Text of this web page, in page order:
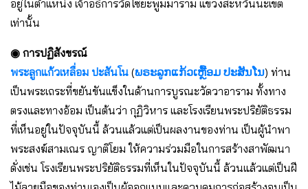
อยู่ในตำแหน่ง เจ้าอธิการวัดไซยะพูมมาราม แขวงสะหวันนะเขต
เท่านั้น
◉ การปฏิสังขรณ์
พระลูกแก้วเหลื่อม ปะสันโน (ພຣະລູກແກ້ວເຫຼື້ອມ ປະສັນໂນ) ท่าน
เป็นพระเถระที่ขยันขันแข็งในด้านการบูรณะวัดวาอาราม ทั้งทาง
ตรงและทางอ้อม เป็นต้นว่า กุฏิวิหาร และโรงเรียนพระปริยัติธรรม
ที่เห็นอยู่ในปัจจุบันนี้ ล้วนแล้วแต่เป็นผลงานของท่าน เป็นผู้นำพา
พระสงฆ์สามเณร ญาติโยม ให้ความร่วมมือในการสร้างสาพัฒนา
ดั่งเช่น โรงเรียนพระปริยัติธรรมที่เห็นในปัจจุบันนี้ ล้วนแล้วแต่เป็นฝี